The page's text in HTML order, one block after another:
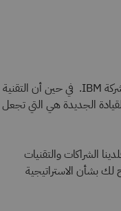
الدروس التي تعلمناها ليست فريدة من نوعها لشركة IBM. في حين أن التقنية
الجديدة هي التي تجعل
الشراكات والتقنيات
لك بشأن الاستراتيجية